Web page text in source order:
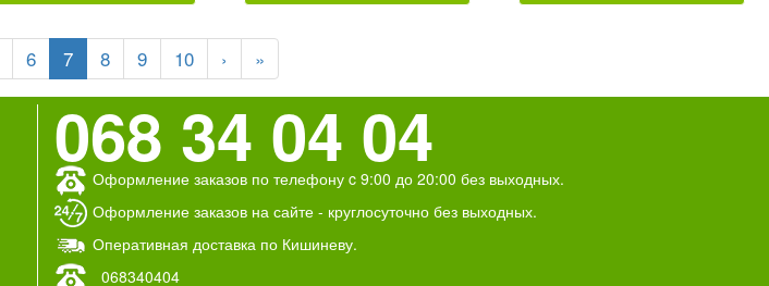
6 7 8 9 10 › »
068 34 04 04
Оформление заказов по телефону c 9:00 до 20:00 без выходных.
Оформление заказов на сайте - круглосуточно без выходных.
Оперативная доставка по Кишиневу.
068340404